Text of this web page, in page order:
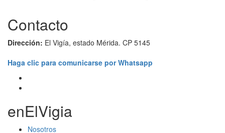
Contacto
Dirección: El Vigía, estado Mérida. CP 5145
Haga clic para comunicarse por Whatsapp
enElVigia
Nosotros